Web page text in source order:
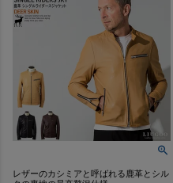
レザーのカシミアと呼ばれる鹿革とシル